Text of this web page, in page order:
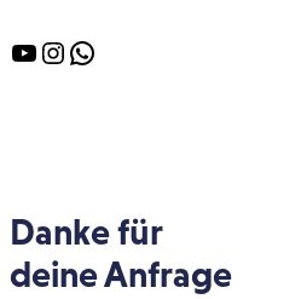
YouTube
Instagram
WhatsApp
Danke für
deine Anfrage